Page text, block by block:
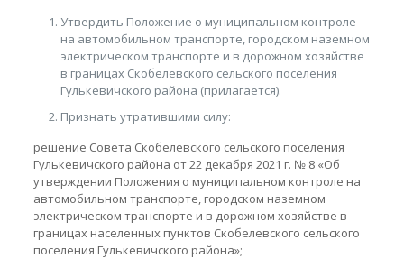
Утвердить Положение о муниципальном контроле
на автомобильном транспорте, городском наземном
электрическом транспорте и в дорожном хозяйстве
в границах Скобелевского сельского поселения
Гулькевичского района (прилагается).
Признать утратившими силу:
решение Совета Скобелевского сельского поселения
Гулькевичского района от 22 декабря 2021 г. № 8 «Об
утверждении Положения о муниципальном контроле на
автомобильном транспорте, городском наземном
электрическом транспорте и в дорожном хозяйстве в
границах населенных пунктов Скобелевского сельского
поселения Гулькевичского района»;